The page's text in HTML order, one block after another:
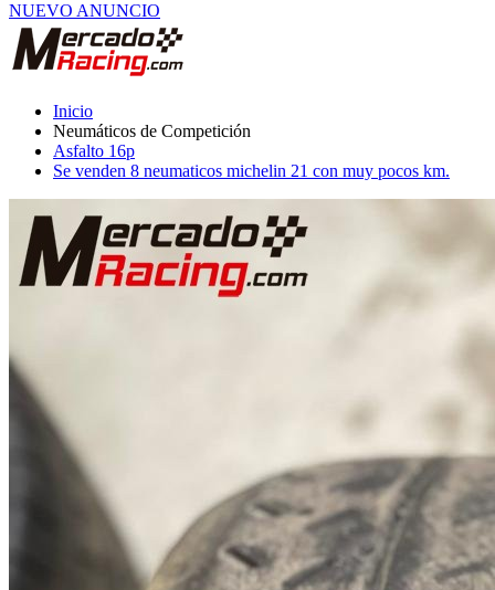
NUEVO ANUNCIO
Inicio
Neumáticos de Competición
Asfalto 16p
Se venden 8 neumaticos michelin 21 con muy pocos km.